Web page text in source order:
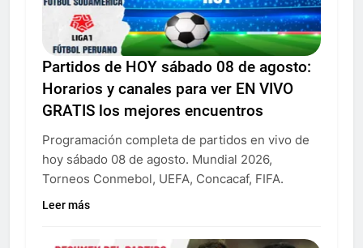
Partidos de HOY sábado 08 de agosto:
Horarios y canales para ver EN VIVO
GRATIS los mejores encuentros
Programación completa de partidos en vivo de
hoy sábado 08 de agosto. Mundial 2026,
Torneos Conmebol, UEFA, Concacaf, FIFA.
Leer más